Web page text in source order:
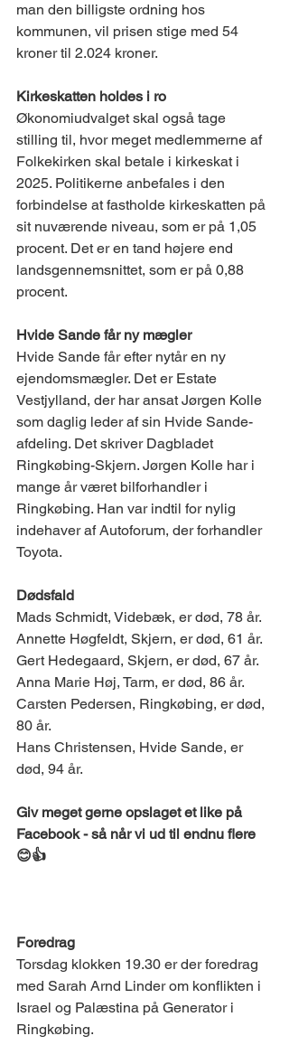
man den billigste ordning hos
kommunen, vil prisen stige med 54
kroner til 2.024 kroner.
Kirkeskatten holdes i ro
Økonomiudvalget skal også tage
stilling til, hvor meget medlemmerne af
Folkekirken skal betale i kirkeskat i
2025. Politikerne anbefales i den
forbindelse at fastholde kirkeskatten på
sit nuværende niveau, som er på 1,05
procent. Det er en tand højere end
landsgennemsnittet, som er på 0,88
procent.
Hvide Sande får ny mægler
Hvide Sande får efter nytår en ny
ejendomsmægler. Det er Estate
Vestjylland, der har ansat Jørgen Kolle
som daglig leder af sin Hvide Sande-
afdeling. Det skriver Dagbladet
Ringkøbing-Skjern. Jørgen Kolle har i
mange år været bilforhandler i
Ringkøbing. Han var indtil for nylig
indehaver af Autoforum, der forhandler
Toyota.
Dødsfald
Mads Schmidt, Videbæk, er død, 78 år.
Annette Høgfeldt, Skjern, er død, 61 år.
Gert Hedegaard, Skjern, er død, 67 år.
Anna Marie Høj, Tarm, er død, 86 år.
Carsten Pedersen, Ringkøbing, er død,
80 år.
Hans Christensen, Hvide Sande, er
død, 94 år.
Giv meget gerne opslaget et like på
Facebook - så når vi ud til endnu flere
😊👍
Foredrag
Torsdag klokken 19.30 er der foredrag
med Sarah Arnd Linder om konflikten i
Israel og Palæstina på Generator i
Ringkøbing.